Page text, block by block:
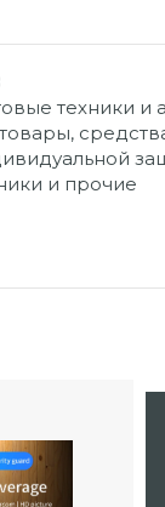
техники и
и прочие